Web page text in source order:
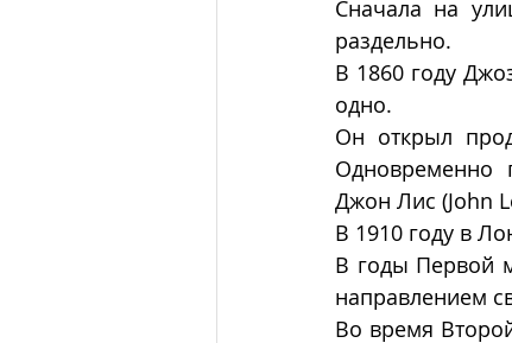
Сначала на
раздельно.
В 1860 году
одно.
Он открыл
Одновременно
Джон Лис (John
В 1910 году в
В годы Первой
направлением
Во время